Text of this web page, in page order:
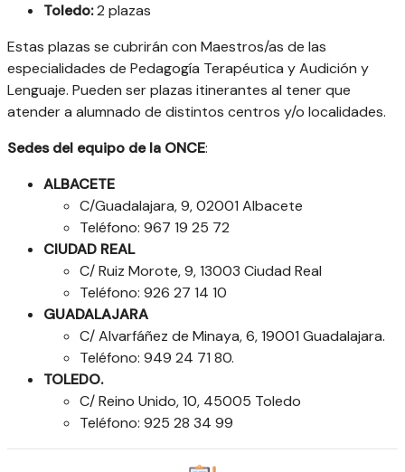
Toledo:2 plazas
Estas plazas se cubrirán con Maestros/as de las
especialidades de Pedagogía Terapéutica y Audición y
Lenguaje. Pueden ser plazas itinerantes al tener que
atender a alumnado de distintos centros y/o localidades.
Sedes del equipo de la ONCE:
ALBACETE
C/Guadalajara, 9, 02001 Albacete
Teléfono: 967 19 25 72
CIUDAD REAL
C/ Ruiz Morote, 9, 13003 Ciudad Real
Teléfono: 926 27 14 10
GUADALAJARA
C/ Alvarfáñez de Minaya, 6, 19001 Guadalajara.
Teléfono: 949 24 71 80.
TOLEDO.
C/ Reino Unido, 10, 45005 Toledo
Teléfono: 925 28 34 99